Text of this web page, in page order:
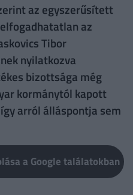
az egyszerűsített
az
Tibor
nyilatkozva
bizottsága még
kormánytól kapott
arról álláspontja sem
a Google találatokban